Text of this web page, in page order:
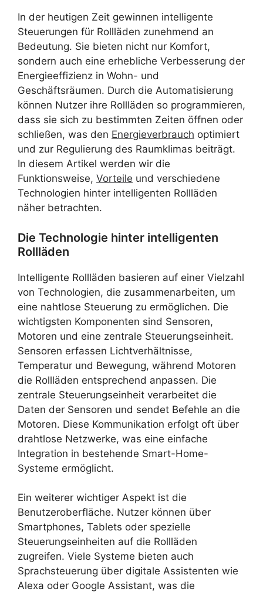
In der heutigen Zeit gewinnen intelligente
Steuerungen für Rollläden zunehmend an
Bedeutung. Sie bieten nicht nur Komfort,
sondern auch eine erhebliche Verbesserung der
Energieeffizienz in Wohn- und
Geschäftsräumen. Durch die Automatisierung
können Nutzer ihre Rollläden so programmieren,
dass sie sich zu bestimmten Zeiten öffnen oder
schließen, was den Energieverbrauch optimiert
und zur Regulierung des Raumklimas beiträgt.
In diesem Artikel werden wir die
Funktionsweise, Vorteile und verschiedene
Technologien hinter intelligenten Rollläden
näher betrachten.
Die Technologie hinter intelligenten
Rollläden
Intelligente Rollläden basieren auf einer Vielzahl
von Technologien, die zusammenarbeiten, um
eine nahtlose Steuerung zu ermöglichen. Die
wichtigsten Komponenten sind Sensoren,
Motoren und eine zentrale Steuerungseinheit.
Sensoren erfassen Lichtverhältnisse,
Temperatur und Bewegung, während Motoren
die Rollläden entsprechend anpassen. Die
zentrale Steuerungseinheit verarbeitet die
Daten der Sensoren und sendet Befehle an die
Motoren. Diese Kommunikation erfolgt oft über
drahtlose Netzwerke, was eine einfache
Integration in bestehende Smart-Home-
Systeme ermöglicht.
Ein weiterer wichtiger Aspekt ist die
Benutzeroberfläche. Nutzer können über
Smartphones, Tablets oder spezielle
Steuerungseinheiten auf die Rollläden
zugreifen. Viele Systeme bieten auch
Sprachsteuerung über digitale Assistenten wie
Alexa oder Google Assistant, was die